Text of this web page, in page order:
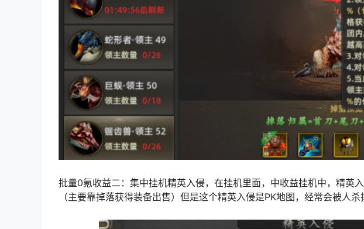
批量0氪收益二：集中挂机精英入侵，在挂机里面，中收益挂机中，精英
（主要靠掉落获得装备出售）但是这个精英入侵是PK地图，经常会被人